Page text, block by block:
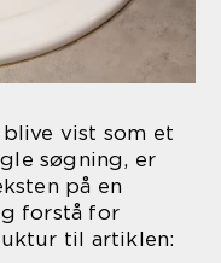
vist som et
søgning, er
på en
forstå for
til artiklen: